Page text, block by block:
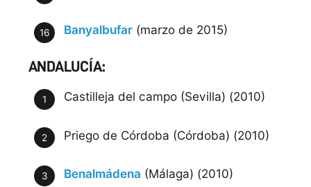
Banyalbufar (marzo de 2015)
ANDALUCÍA:
Castilleja del campo (Sevilla) (2010)
Priego de Córdoba (Córdoba) (2010)
Benalmádena (Málaga) (2010)